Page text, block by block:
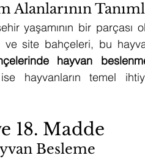
Alanlarının
yaşamının bir parçası
site bahçeleri, bu
hayvan
hayvanların temel
18. Madde
Besleme